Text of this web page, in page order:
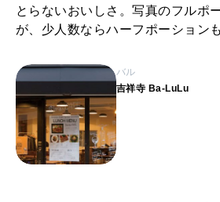
とらないおいしさ。写真のフルポ
が、少人数ならハーフポーション
バル
吉祥寺 Ba-LuLu